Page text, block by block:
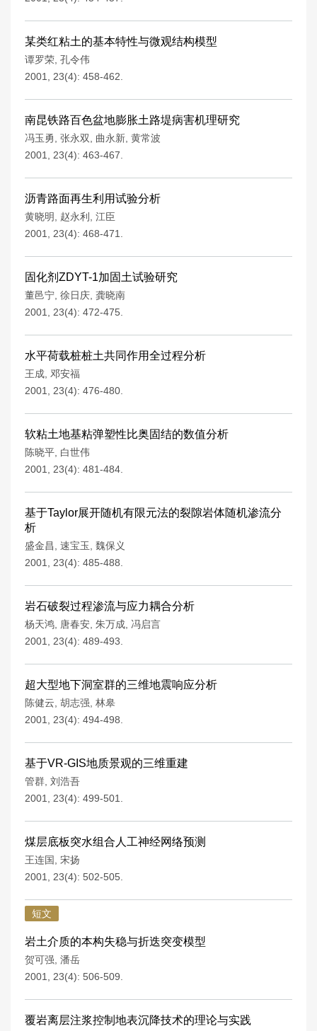
某类红粘土的基本特性与微观结构模型
谭罗荣 孔令伟
2001, 23(4): 458-462.
南昆铁路百色盆地膨胀土路堤病害机理研究
冯玉勇 张永双 曲永新 黄常波
2001, 23(4): 463-467.
沥青路面再生利用试验分析
黄晓明 赵永利
江臣
2001, 23(4): 468-471.
固化剂ZDYT-1加固土试验研究
董邑宁 徐日庆 龚晓南
2001, 23(4): 472-475.
水平荷载桩桩土共同作用全过程分析
王成 邓安福
2001, 23(4): 476-480.
软粘土地基粘弹塑性比奥固结的数值分析
陈晓平 白世伟
2001, 23(4): 481-484.
基于Taylor展开随机有限元法的裂隙岩体随机渗流分
析
盛金昌 速宝玉
魏保义
2001, 23(4): 485-488.
岩石破裂过程渗流与应力耦合分析
杨天鸿 唐春安 朱万成 冯启言
2001, 23(4): 489-493.
超大型地下洞室群的三维地震响应分析
陈健云 胡志强 林皋
2001, 23(4): 494-498.
基于VR-GIS地质景观的三维重建
管群 刘浩吾
2001, 23(4): 499-501.
煤层底板突水组合人工神经网络预测
王连国
宋扬
2001, 23(4): 502-505.
短文
岩土介质的本构失稳与折迭突变模型
贺可强 潘岳
2001, 23(4): 506-509.
覆岩离层注浆控制地表沉降技术的理论与实践